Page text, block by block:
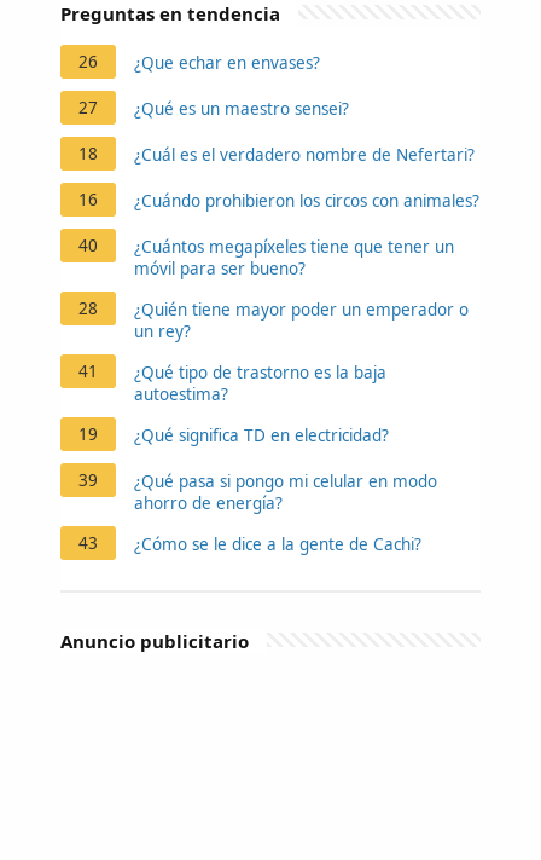
Preguntas en tendencia
26 ¿Que echar en envases?
27 ¿Qué es un maestro sensei?
18 ¿Cuál es el verdadero nombre de Nefertari?
16 ¿Cuándo prohibieron los circos con animales?
40
¿Cuántos megapíxeles tiene que tener un
móvil para ser bueno?
28
¿Quién tiene mayor poder un emperador o
un rey?
41
¿Qué tipo de trastorno es la baja
autoestima?
19
¿Qué significa TD en electricidad?
39
¿Qué pasa si pongo mi celular en modo
ahorro de energía?
43
¿Cómo se le dice a la gente de Cachi?
Anuncio publicitario